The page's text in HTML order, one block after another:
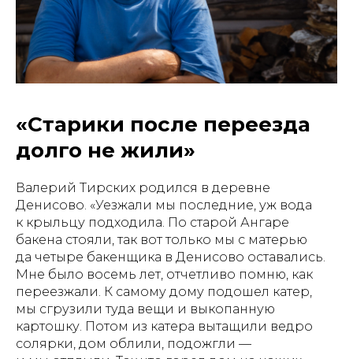
«Старики после переезда
долго не жили»
Валерий Тирских родился в деревне
Денисово. «Уезжали мы последние, уж вода
к крыльцу подходила. По старой Ангаре
бакена стояли, так вот только мы с матерью
да четыре бакенщика в Денисово оставались.
Мне было восемь лет, отчетливо помню, как
переезжали. К самому дому подошел катер,
мы сгрузили туда вещи и выкопанную
картошку. Потом из катера вытащили ведро
солярки, дом облили, подожгли —